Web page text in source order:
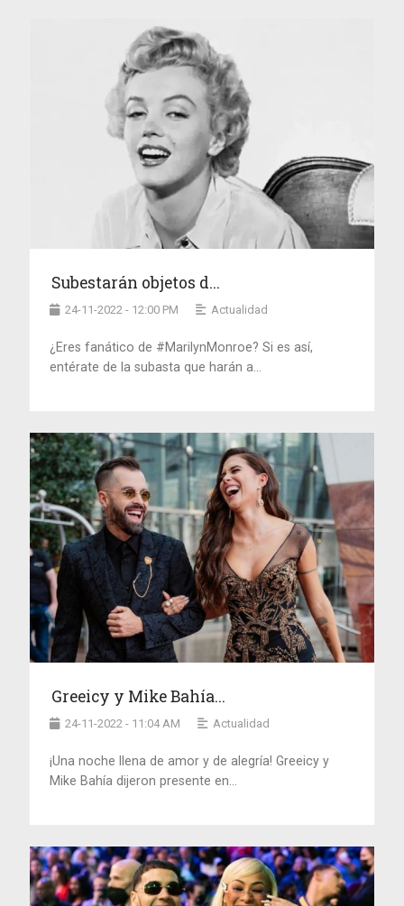
Subestarán objetos d...
24-11-2022 - 12:00 PM Actualidad
¿Eres fanático de #MarilynMonroe? Si es así,
entérate de la subasta que harán a...
Greeicy y Mike Bahía...
24-11-2022 - 11:04 AM Actualidad
¡Una noche llena de amor y de alegría! Greeicy y
Mike Bahía dijeron presente en...